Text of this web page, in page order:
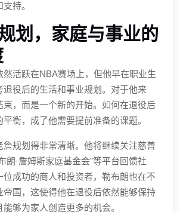
持。
划，家庭与事业的
然活跃在NBA赛场上，但他早在职业生
退役后的生活和事业规划。对于他来
束，而是一个新的开始。如何在退役后
衡，成了他需要提前准备的课题。
詹规划得非常清晰。他将继续关注慈善
朗·詹姆斯家庭基金会”等平台回馈社
位成功的商人和投资者，勒布朗也在不
帝国，这使得他在退役后依然能够保持
够为家人创造更多的机会。